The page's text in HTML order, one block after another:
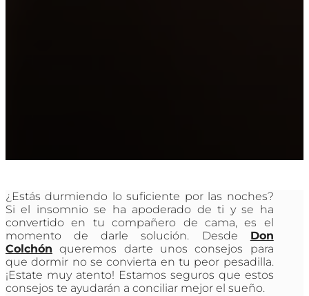
¿Estás durmiendo lo suficiente por las noches?
Si el insomnio se ha apoderado de ti y se ha
convertido en tu compañero de cama, es el
momento de darle solución. Desde Don
Colchón queremos darte unos consejos para
que dormir no se convierta en tu peor pesadilla.
¡Estate muy atento! Estamos seguros que estos
consejos te ayudarán a conciliar mejor el sueño.